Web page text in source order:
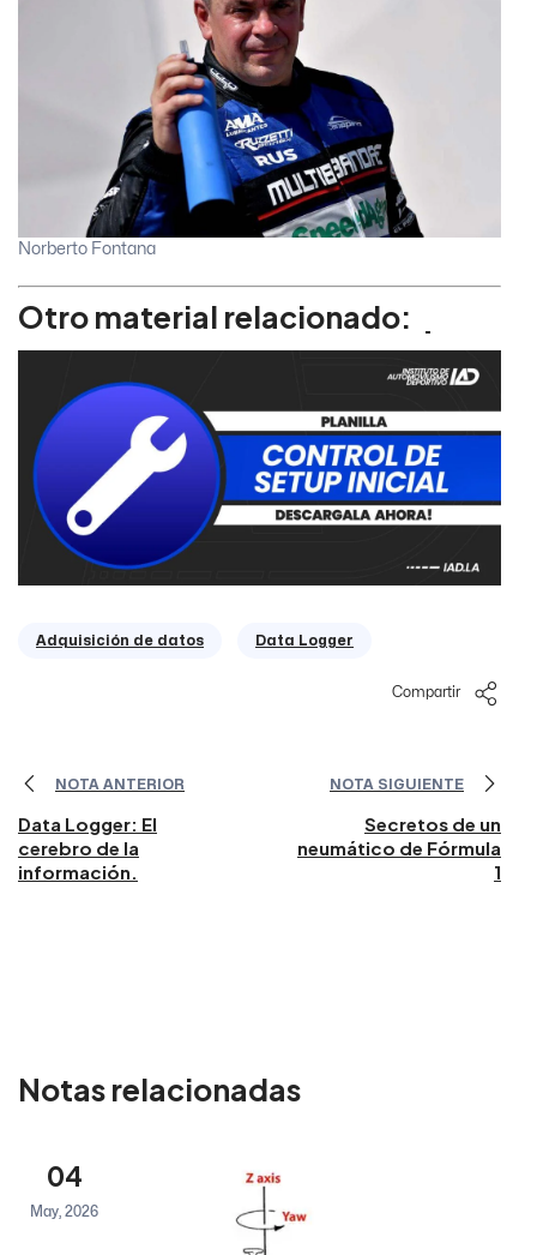
Norberto Fontana
Otro material relacionado:
Adquisición de datos Data Logger
Compartir
NOTA ANTERIOR
Data Logger: El
cerebro de la
información.
NOTA SIGUIENTE
Secretos de un
neumático de Fórmula
1
Notas relacionadas
04
May, 2026